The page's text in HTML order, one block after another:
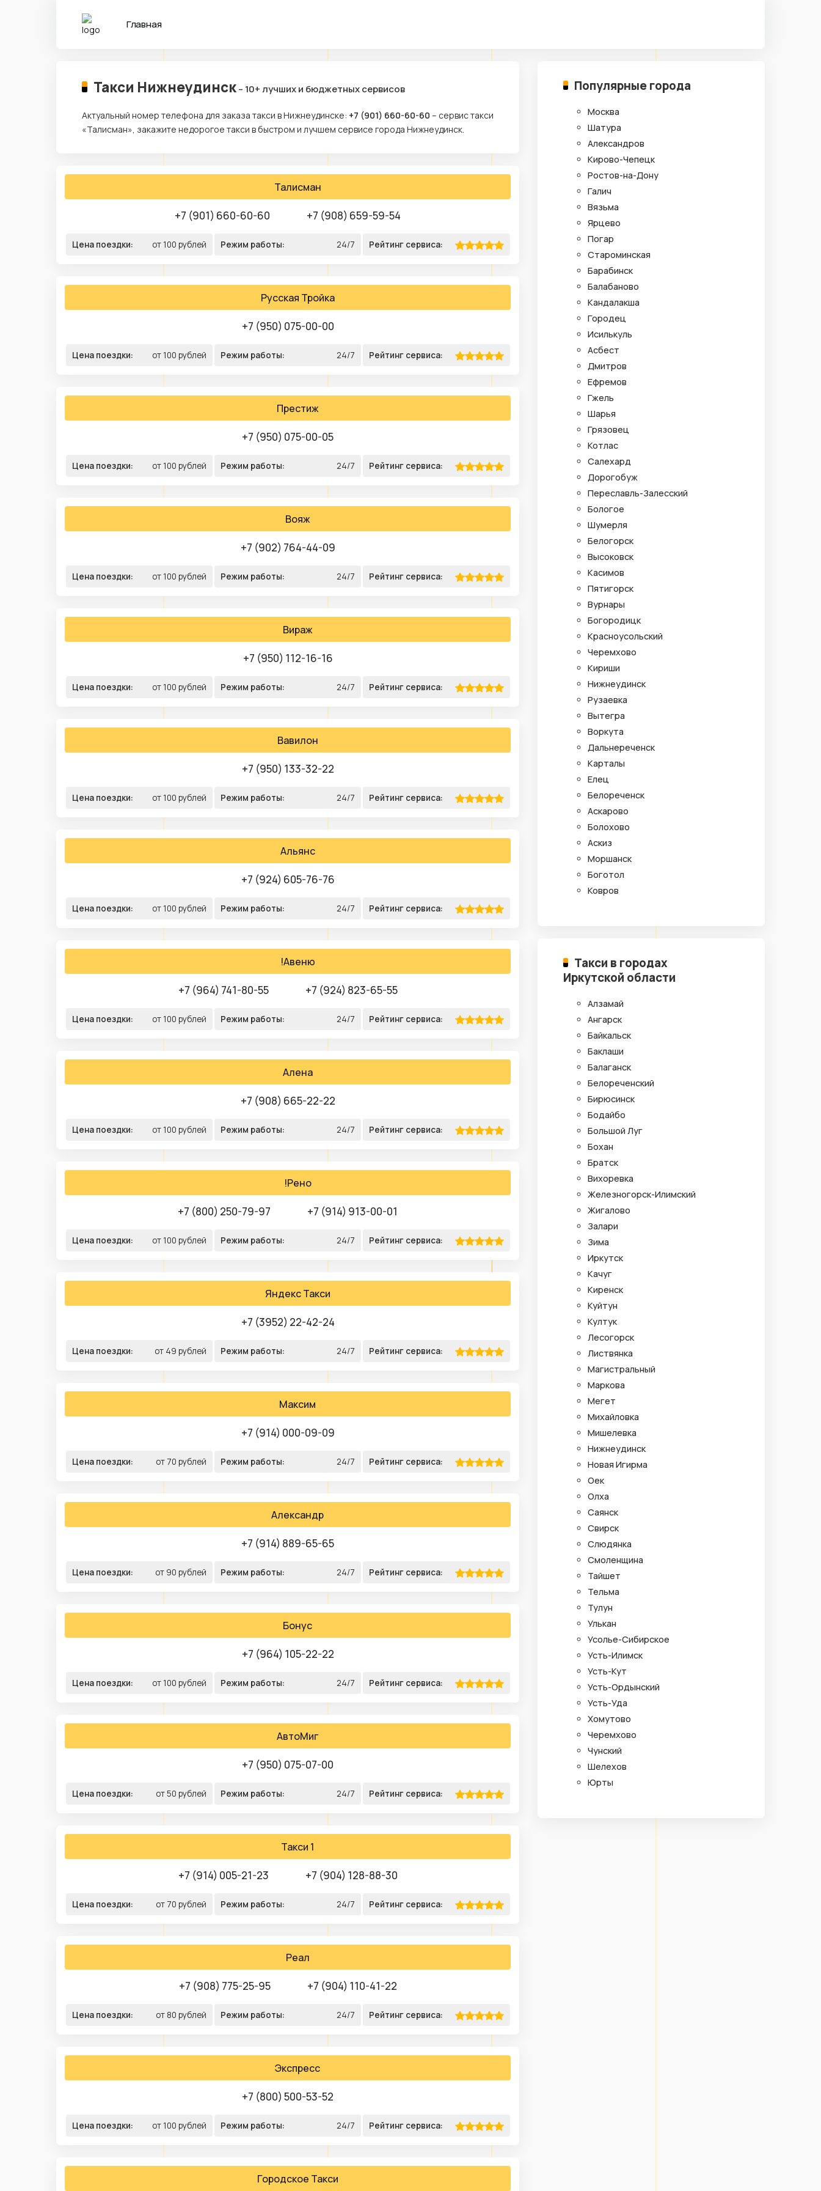
Главная
Такси Нижнеудинск– 10+ лучших и бюджетных сервисов
Актуальный номер телефона для заказа такси в Нижнеудинске: +7 (901) 660-60-60 – сервис такси
«Талисман», закажите недорогое такси в быстром и лучшем сервисе города Нижнеудинск.
Талисман
+7 (901) 660-60-60 +7 (908) 659-59-54
Цена поездки: от 100 рублей Режим работы: 24/7 Рейтинг сервиса:
Русская Тройка
+7 (950) 075-00-00
Цена поездки: от 100 рублей Режим работы: 24/7 Рейтинг сервиса:
Престиж
+7 (950) 075-00-05
Цена поездки: от 100 рублей Режим работы: 24/7 Рейтинг сервиса:
Вояж
+7 (902) 764-44-09
Цена поездки: от 100 рублей Режим работы: 24/7 Рейтинг сервиса:
Вираж
+7 (950) 112-16-16
Цена поездки: от 100 рублей Режим работы: 24/7 Рейтинг сервиса:
Вавилон
+7 (950) 133-32-22
Цена поездки: от 100 рублей Режим работы: 24/7 Рейтинг сервиса:
Альянс
+7 (924) 605-76-76
Цена поездки: от 100 рублей Режим работы: 24/7 Рейтинг сервиса:
!Авеню
+7 (964) 741-80-55 +7 (924) 823-65-55
Цена поездки: от 100 рублей Режим работы: 24/7 Рейтинг сервиса:
Алена
+7 (908) 665-22-22
Цена поездки: от 100 рублей Режим работы: 24/7 Рейтинг сервиса:
!Рено
+7 (800) 250-79-97 +7 (914) 913-00-01
Цена поездки: от 100 рублей Режим работы: 24/7 Рейтинг сервиса:
Яндекс Такси
+7 (3952) 22-42-24
Цена поездки: от 49 рублей Режим работы: 24/7 Рейтинг сервиса:
Максим
+7 (914) 000-09-09
Цена поездки: от 70 рублей Режим работы: 24/7 Рейтинг сервиса:
Александр
+7 (914) 889-65-65
Цена поездки: от 90 рублей Режим работы: 24/7 Рейтинг сервиса:
Бонус
+7 (964) 105-22-22
Цена поездки: от 100 рублей Режим работы: 24/7 Рейтинг сервиса:
АвтоМиг
+7 (950) 075-07-00
Цена поездки: от 50 рублей Режим работы: 24/7 Рейтинг сервиса:
Такси 1
+7 (914) 005-21-23 +7 (904) 128-88-30
Цена поездки: от 70 рублей Режим работы: 24/7 Рейтинг сервиса:
Реал
+7 (908) 775-25-95 +7 (904) 110-41-22
Цена поездки: от 80 рублей Режим работы: 24/7 Рейтинг сервиса:
Экспресс
+7 (800) 500-53-52
Цена поездки: от 100 рублей Режим работы: 24/7 Рейтинг сервиса:
Городское Такси
Популярные города
Москва
Шатура
Александров
Кирово-Чепецк
Ростов-на-Дону
Галич
Вязьма
Ярцево
Погар
Староминская
Барабинск
Балабаново
Кандалакша
Городец
Исилькуль
Асбест
Дмитров
Ефремов
Гжель
Шарья
Грязовец
Котлас
Салехард
Дорогобуж
Переславль-Залесский
Бологое
Шумерля
Белогорск
Высоковск
Касимов
Пятигорск
Вурнары
Богородицк
Красноусольский
Черемхово
Кириши
Нижнеудинск
Рузаевка
Вытегра
Воркута
Дальнереченск
Карталы
Елец
Белореченск
Аскарово
Болохово
Аскиз
Моршанск
Боготол
Ковров
Такси в городах
Иркутской области
Алзамай
Ангарск
Байкальск
Баклаши
Балаганск
Белореченский
Бирюсинск
Бодайбо
Большой Луг
Бохан
Братск
Вихоревка
Железногорск-Илимский
Жигалово
Залари
Зима
Иркутск
Качуг
Киренск
Куйтун
Култук
Лесогорск
Листвянка
Магистральный
Маркова
Мегет
Михайловка
Мишелевка
Нижнеудинск
Новая Игирма
Оек
Олха
Саянск
Свирск
Слюдянка
Смоленщина
Тайшет
Тельма
Тулун
Улькан
Усолье-Сибирское
Усть-Илимск
Усть-Кут
Усть-Ордынский
Усть-Уда
Хомутово
Черемхово
Чунский
Шелехов
Юрты